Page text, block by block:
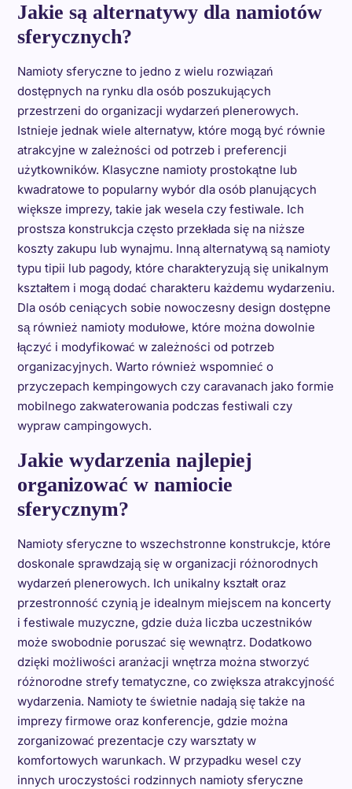
Jakie są alternatywy dla namiotów
sferycznych?
Namioty sferyczne to jedno z wielu rozwiązań
dostępnych na rynku dla osób poszukujących
przestrzeni do organizacji wydarzeń plenerowych.
Istnieje jednak wiele alternatyw, które mogą być równie
atrakcyjne w zależności od potrzeb i preferencji
użytkowników. Klasyczne namioty prostokątne lub
kwadratowe to popularny wybór dla osób planujących
większe imprezy, takie jak wesela czy festiwale. Ich
prostsza konstrukcja często przekłada się na niższe
koszty zakupu lub wynajmu. Inną alternatywą są namioty
typu tipii lub pagody, które charakteryzują się unikalnym
kształtem i mogą dodać charakteru każdemu wydarzeniu.
Dla osób ceniących sobie nowoczesny design dostępne
są również namioty modułowe, które można dowolnie
łączyć i modyfikować w zależności od potrzeb
organizacyjnych. Warto również wspomnieć o
przyczepach kempingowych czy caravanach jako formie
mobilnego zakwaterowania podczas festiwali czy
wypraw campingowych.
Jakie wydarzenia najlepiej
organizować w namiocie
sferycznym?
Namioty sferyczne to wszechstronne konstrukcje, które
doskonale sprawdzają się w organizacji różnorodnych
wydarzeń plenerowych. Ich unikalny kształt oraz
przestronność czynią je idealnym miejscem na koncerty
i festiwale muzyczne, gdzie duża liczba uczestników
może swobodnie poruszać się wewnątrz. Dodatkowo
dzięki możliwości aranżacji wnętrza można stworzyć
różnorodne strefy tematyczne, co zwiększa atrakcyjność
wydarzenia. Namioty te świetnie nadają się także na
imprezy firmowe oraz konferencje, gdzie można
zorganizować prezentacje czy warsztaty w
komfortowych warunkach. W przypadku wesel czy
innych uroczystości rodzinnych namioty sferyczne